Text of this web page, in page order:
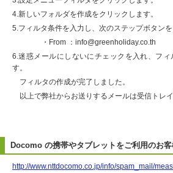
4.新しいフォルダを作成をクリックします。
5.フィルタ条件を入力し、次のステップボタンを
・From ：info@greenholiday.co.th
6.迷惑メールにしないにチェックを入れ、フィ
す。
フィルタの作成が完了しました。
以上で弊社からお送りするメールは受信トレイ
Docomo の携帯やタブレットをご利用のお
http://www.nttdocomo.co.jp/info/spam_mail/